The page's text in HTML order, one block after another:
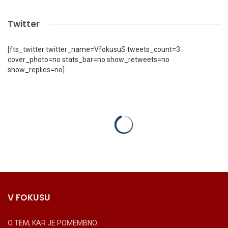
Twitter
[fts_twitter twitter_name=VfokusuS tweets_count=3
cover_photo=no stats_bar=no show_retweets=no
show_replies=no]
V FOKUSU
O TEM, KAR JE POMEMBNO.